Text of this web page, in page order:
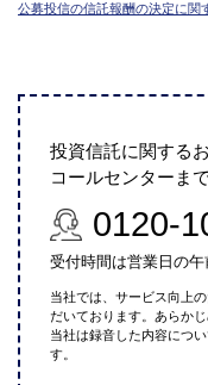
公募投信の信託報酬の決定に関
投資信託に関する
コールセンターま
0120-
受付時間は営業日の
当社では、サービス向上
だいております。あらかじ
当社は録音した内容につ
す。